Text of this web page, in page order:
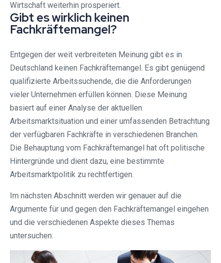
Wirtschaft weiterhin prosperiert.
Gibt es wirklich keinen
Fachkräftemangel?
Entgegen der weit verbreiteten Meinung gibt es in
Deutschland keinen Fachkräftemangel. Es gibt genügend
qualifizierte Arbeitssuchende, die die Anforderungen
vieler Unternehmen erfüllen können. Diese Meinung
basiert auf einer Analyse der aktuellen
Arbeitsmarktsituation und einer umfassenden Betrachtung
der verfügbaren Fachkräfte in verschiedenen Branchen.
Die Behauptung vom Fachkräftemangel hat oft politische
Hintergründe und dient dazu, eine bestimmte
Arbeitsmarktpolitik zu rechtfertigen.
Im nächsten Abschnitt werden wir genauer auf die
Argumente für und gegen den Fachkräftemangel eingehen
und die verschiedenen Aspekte dieses Themas
untersuchen.